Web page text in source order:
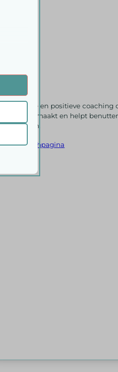
Praktische en positieve
zichtbaar maakt en helpt
privé leven.
Naar coachpagina